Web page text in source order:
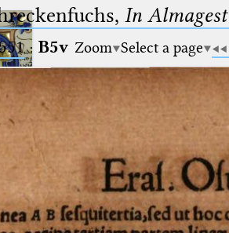
🔎︎
In
· B5v Zoom Select a page